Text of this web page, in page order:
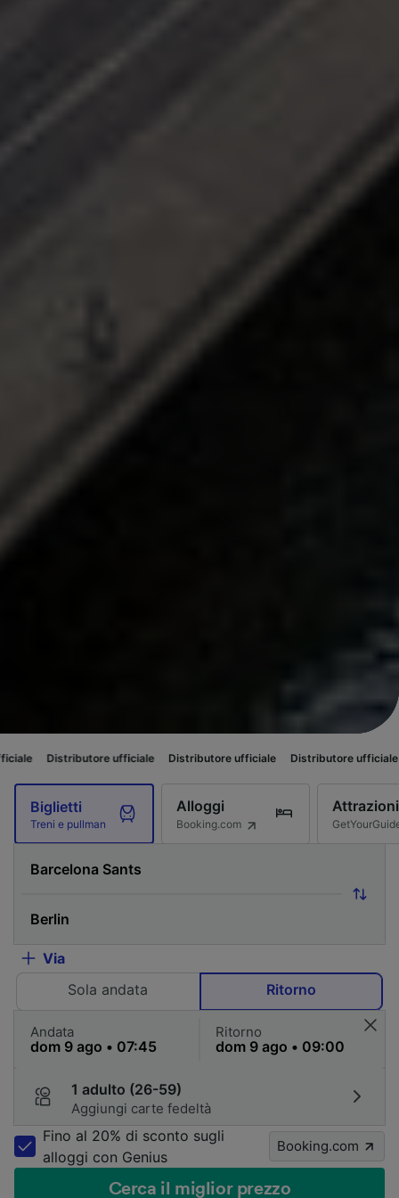
ufficiale Distributore ufficiale Distributore ufficiale
Biglietti
Treni e pullman
Alloggi
Booking.com
Attrazioni
Via
Sola andata
Ritorno
Andata Ritorno
1 adulto (26-59)
Aggiungi carte fedeltà
Fino al 20% di sconto sugli
alloggi con Genius
Booking.com
Cerca il miglior prezzo